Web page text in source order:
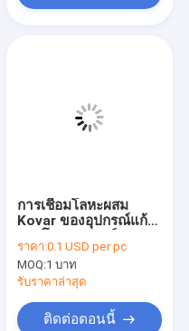
การเชื่อมโลหะผสม
Kovar ของอุปกรณ์แก้ว
ราคา:0.1 USD per pc
MOQ:1 บาท
รับราคาล่าสุด
ติดต่อตอนนี้